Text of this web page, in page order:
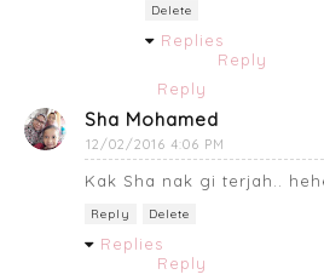
Delete
Replies
Reply
Reply
Sha Mohamed
12/02/2016 4:06 PM
Kak Sha nak gi terjah..
Reply Delete
Replies
Reply